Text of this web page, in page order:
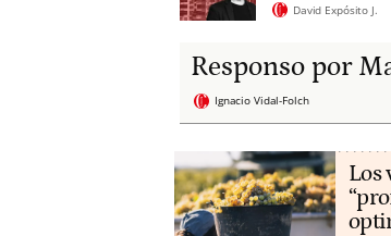
David Expósito J.
Responso por
Ignacio Vidal-Folch
Los